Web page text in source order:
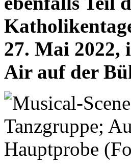
27. Mai 2022,
Air auf der